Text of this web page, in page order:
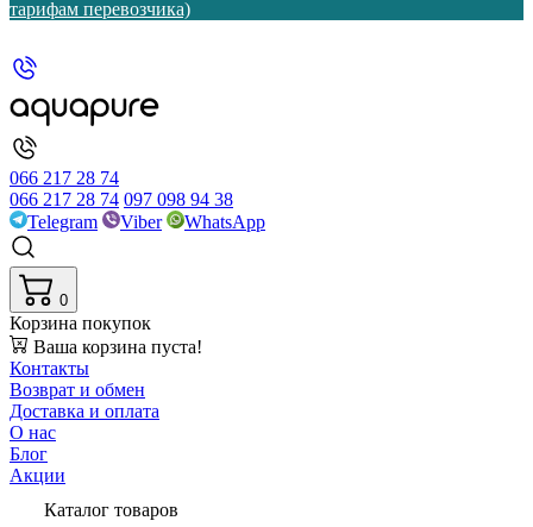
тарифам перевозчика)
066 217 28 74
066 217 28 74 097 098 94 38
Telegram
Viber WhatsApp
0
Корзина покупок
Ваша корзина пуста!
Контакты
Возврат и обмен
Доставка и оплата
О нас
Блог
Акции
Каталог товаров